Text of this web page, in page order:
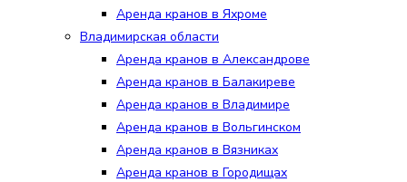
Аренда кранов в Яхроме
Владимирская области
Аренда кранов в Александрове
Аренда кранов в Балакиреве
Аренда кранов в Владимире
Аренда кранов в Вольгинском
Аренда кранов в Вязниках
Аренда кранов в Городищах